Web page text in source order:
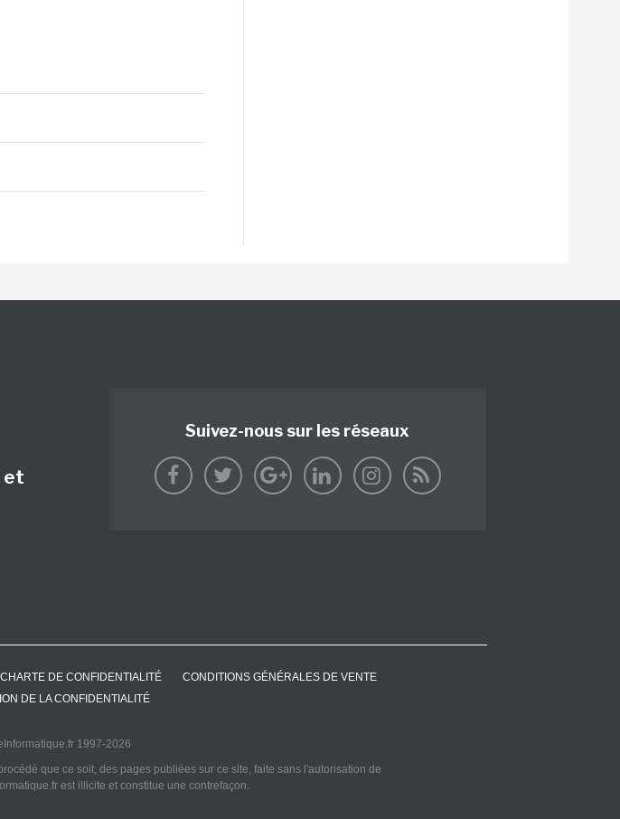
et
Suivez-nous sur les réseaux
CHARTE DE CONFIDENTIALITÉ
CONDITIONS GÉNÉRALES DE VENTE
DE LA CONFIDENTIALITÉ
1997-2026
que ce soit, des pages publiées sur ce site, faite sans l'autorisation de
est illicite et constitue une contrefaçon.